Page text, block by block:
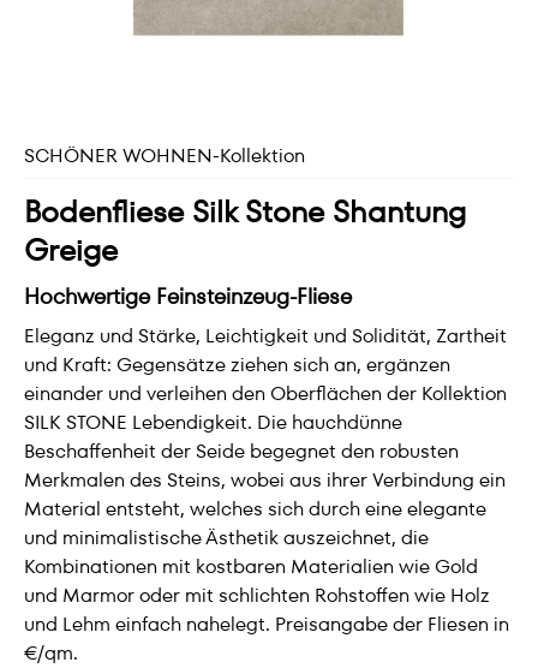
SCHÖNER WOHNEN-Kollektion
Bodenfliese Silk Stone Shantung
Greige
Hochwertige Feinsteinzeug-Fliese
Eleganz und Stärke, Leichtigkeit und Solidität, Zartheit
und Kraft: Gegensätze ziehen sich an, ergänzen
einander und verleihen den Oberflächen der Kollektion
SILK STONE Lebendigkeit. Die hauchdünne
Beschaffenheit der Seide begegnet den robusten
Merkmalen des Steins, wobei aus ihrer Verbindung ein
Material entsteht, welches sich durch eine elegante
und minimalistische Ästhetik auszeichnet, die
Kombinationen mit kostbaren Materialien wie Gold
und Marmor oder mit schlichten Rohstoffen wie Holz
und Lehm einfach nahelegt. Preisangabe der Fliesen in
€/qm.